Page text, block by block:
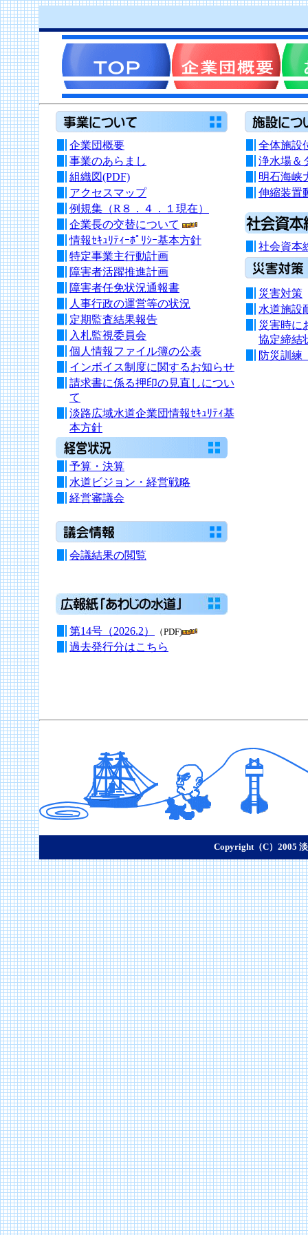
企業団概要
事業のあらまし
組織図(PDF)
アクセスマップ
例規集（R８．４．１現在）
企業長の交替について
情報ｾｷｭﾘﾃｨｰﾎﾟﾘｼｰ基本方針
特定事業主行動計画
障害者活躍推進計画
障害者任免状況通報書
人事行政の運営等の状況
定期監査結果報告
入札監視委員会
個人情報ファイル簿の公表
インボイス制度に関するお知らせ
請求書に係る押印の見直しについ
て
淡路広域水道企業団情報ｾｷｭﾘﾃｨ基
本方針
予算・決算
水道ビジョン・経営戦略
経営審議会
会議結果の閲覧
第14号（2026.2） （PDF)
過去発行分はこちら
全体施設
浄水場＆
明石海峡
伸縮装置
社会資本
災害対策
水道施設
災害時に
協定締結
防災訓練
Copyright（C）2005